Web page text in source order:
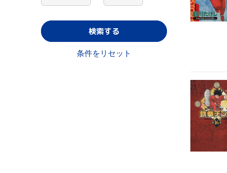
検索する
条件をリセット